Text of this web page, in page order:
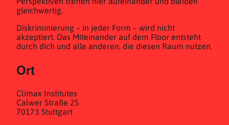
gleichwertig.
Diskriminierung – in jeder Form – wird nicht
akzeptiert. Das Miteinander auf dem Floor entsteht
durch dich und alle anderen, die diesen Raum nutzen.
Ort
Climax Institutes
Calwer Straße 25
70173 Stuttgart